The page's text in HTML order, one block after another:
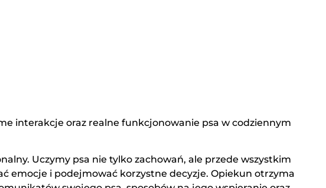
interakcje oraz realne funkcjonowanie psa w codziennym
Uczymy psa nie tylko zachowań, ale przede wszystkim
emocje i podejmować korzystne decyzje. Opiekun otrzyma